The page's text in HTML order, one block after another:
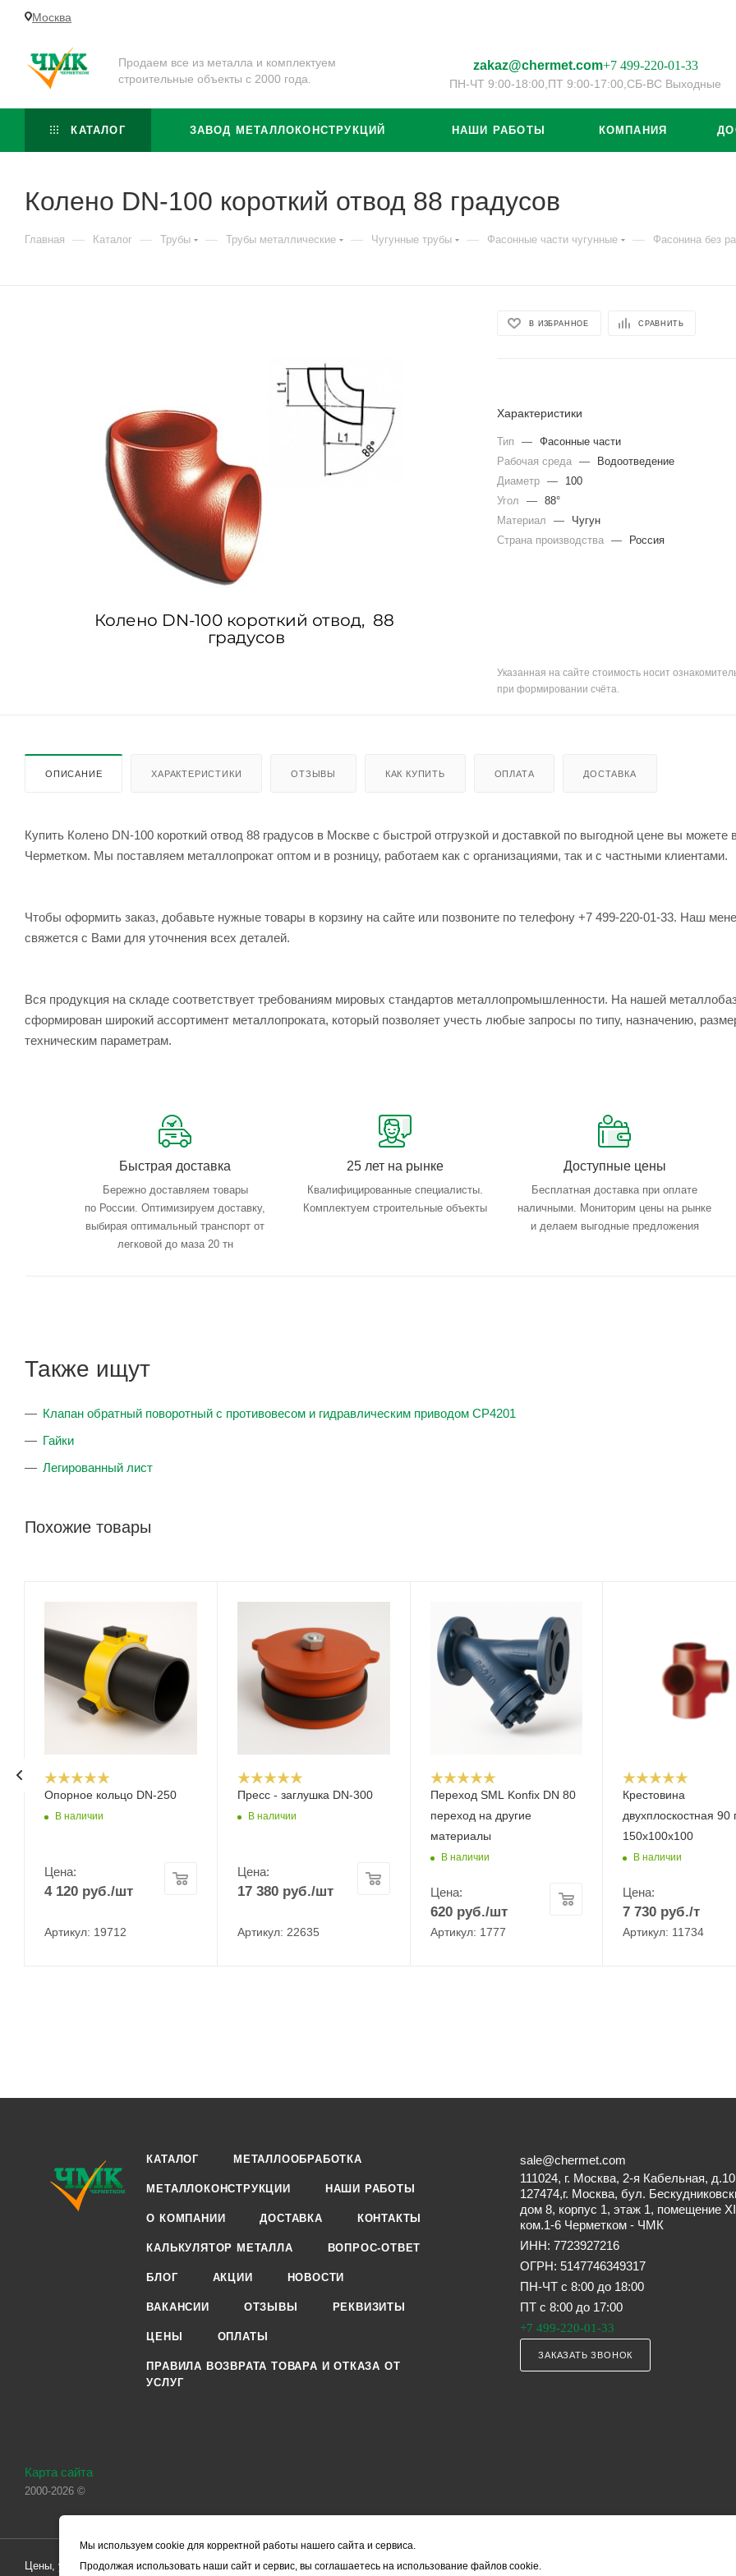
Москва
Продаем все из металла и комплектуем
строительные объекты с 2000 года.
zakaz@chermet.com+7 499-220-01-33
ПН-ЧТ 9:00-18:00, ПТ 9:00-17:00, СБ-ВС Выходные
КАТАЛОГ ЗАВОД МЕТАЛЛОКОНСТРУКЦИЙ НАШИ РАБОТЫ КОМПАНИЯ
Колено DN-100 короткий отвод 88 градусов
Главная — Каталог — Трубы — Трубы металлические — Чугунные трубы — Фасонные части чугунные — Фасонина без
В ИЗБРАННОЕ СРАВНИТЬ
Характеристики
Тип —
Фасонные части
Рабочая среда
—
Водоотведение
Диаметр
—
100
Угол
—
88°
Материал
—
Чугун
Страна производства
— Россия
Указанная на сайте стоимость носит
при формировании счёта.
ОПИСАНИЕ ХАРАКТЕРИСТИКИ ОТЗЫВЫ КАК КУПИТЬ ОПЛАТА ДОСТАВКА
Купить Колено DN-100 короткий отвод 88 градусов в Москве с быстрой отгрузкой и доставкой по выгодной цене вы можете
Черметком. Мы поставляем металлопрокат оптом и в розницу, работаем как с организациями, так и с частными клиентами.
Чтобы оформить заказ, добавьте нужные товары в корзину на сайте или позвоните по телефону +7 499-220-01-33. Наш
свяжется с Вами для уточнения всех деталей.
Вся продукция на складе соответствует требованиям мировых стандартов металлопромышленности. На нашей
сформирован широкий ассортимент металлопроката, который позволяет учесть любые запросы по типу, назначению,
техническим параметрам.
Быстрая доставка
Бережно доставляем товары
по России. Оптимизируем доставку,
выбирая оптимальный транспорт от
легковой до маза 20 тн
25 лет на рынке
Квалифицированные специалисты.
Комплектуем строительные объекты
Доступные цены
Бесплатная доставка при оплате
наличными. Мониторим цены на рынке
и делаем выгодные предложения
Также ищут
Клапан обратный поворотный с противовесом и гидравлическим приводом CP4201
Гайки
Легированный лист
Похожие товары
Опорное кольцо DN-250
В наличии
Цена:
4 120 руб./шт
Артикул: 19712
Пресс - заглушка DN-300
В наличии
Цена:
17 380руб./шт
Артикул: 22635
Переход SML Konfix DN 80
переход на другие
материалы
В наличии
Цена:
620руб./шт
Артикул: 1777
Крестовина
двухплоскостная 90
150х100х100
В наличии
Цена:
7 730 руб./т
Артикул: 11734
КАТАЛОГ МЕТАЛЛООБРАБОТКА
МЕТАЛЛОКОНСТРУКЦИИ НАШИ РАБОТЫ
О КОМПАНИИ ДОСТАВКА КОНТАКТЫ
КАЛЬКУЛЯТОР МЕТАЛЛА ВОПРОС-ОТВЕТ
БЛОГ АКЦИИ НОВОСТИ
ВАКАНСИИ ОТЗЫВЫ РЕКВИЗИТЫ
ЦЕНЫ ОПЛАТЫ
ПРАВИЛА ВОЗВРАТА ТОВАРА И ОТКАЗА ОТ
УСЛУГ
sale@chermet.com
111024, г. Москва, 2-я Кабельная, д.10
127474,г. Москва, бул.
дом 8, корпус 1, этаж 1, помещение
ком.1-6 Черметком - ЧМК
ИНН: 7723927216
ОГРН: 5147746349317
ПН-ЧТ с 8:00 до 18:00
ПТ с 8:00 до 17:00
+7 499-220-01-33
ЗАКАЗАТЬ ЗВОНОК
Карта сайта
2000-2026 ©
Цены, указанные на сайте, носят справочный характер и не являются офертой (в соответствии со ст. 435 ГК РФ). Они могут изменяться в
Мы используем cookie для корректной работы нашего сайта и сервиса.
Продолжая использовать наши сайт и сервис, вы соглашаетесь на использование файлов cookie.